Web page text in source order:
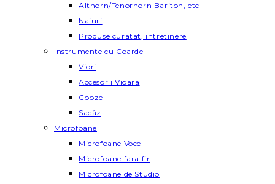
Althorn/Tenorhorn Bariton, etc
Naiuri
Produse curatat, intretinere
Instrumente cu Coarde
Viori
Accesorii Vioara
Cobze
Sacâz
Microfoane
Microfoane Voce
Microfoane fara fir
Microfoane de Studio